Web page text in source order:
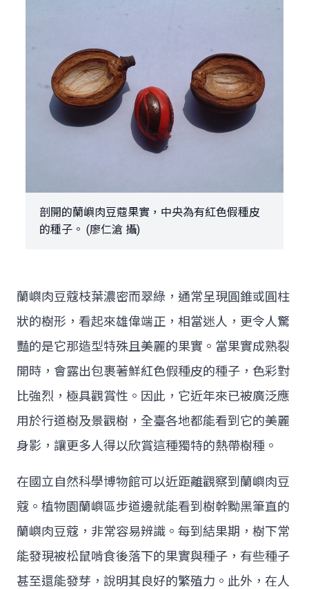
剖開的蘭嶼肉豆蔻果實，中央為有紅色假種皮
的種子。 (廖仁滄 攝)
蘭嶼肉豆蔻枝葉濃密而翠綠，通常呈現圓錐或圓柱
狀的樹形，看起來雄偉端正，相當迷人，更令人驚
豔的是它那造型特殊且美麗的果實。當果實成熟裂
開時，會露出包裹著鮮紅色假種皮的種子，色彩對
比強烈，極具觀賞性。因此，它近年來已被廣泛應
用於行道樹及景觀樹，全臺各地都能看到它的美麗
身影，讓更多人得以欣賞這種獨特的熱帶樹種。
在國立自然科學博物館可以近距離觀察到蘭嶼肉豆
蔻。植物園蘭嶼區步道邊就能看到樹幹黝黑筆直的
蘭嶼肉豆蔻，非常容易辨識。每到結果期，樹下常
能發現被松鼠啃食後落下的果實與種子，有些種子
甚至還能發芽，說明其良好的繁殖力。此外，在人